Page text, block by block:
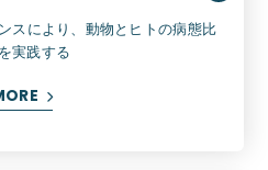
スにより、動物とヒトの病態比
実践する